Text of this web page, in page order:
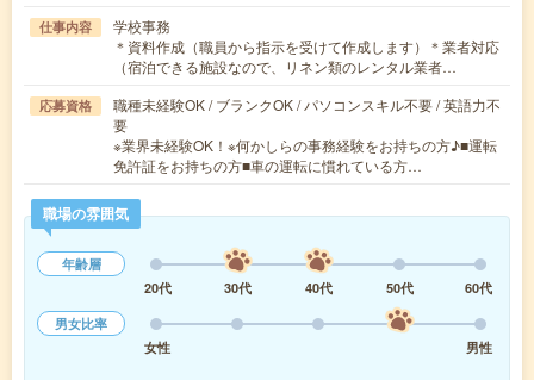
仕事内容
学校事務
＊資料作成（職員から指示を受けて作成します）＊業者対応
（宿泊できる施設なので、リネン類のレンタル業者…
応募資格
職種未経験OK / ブランクOK / パソコンスキル不要 / 英語力不
要
※業界未経験OK！※何かしらの事務経験をお持ちの方♪■運転
免許証をお持ちの方■車の運転に慣れている方…
職場の雰囲気
年齢層
20代
30代 40代 50代
60代
男女比率
女性
男性